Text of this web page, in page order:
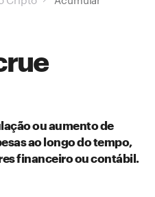
ou aumento de
ao longo do tempo,
financeiro ou contábil.